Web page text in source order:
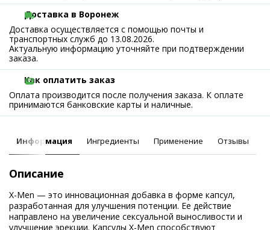
Доставка в Воронеж
Доставка осуществляется с помощью почты и
транспортных служб до 13.08.2026.
Актуальную информацию уточняйте при подтверждении
заказа.
Как оплатить заказ
Оплата производится после получения заказа. К оплате
принимаются банковские карты и наличные.
Информация Ингредиенты Применение Отзывы
Описание
X-Men — это инновационная добавка в форме капсул,
разработанная для улучшения потенции. Ее действие
направлено на увеличение сексуальной выносливости и
улучшение эрекции. Капсулы X-Men способствуют